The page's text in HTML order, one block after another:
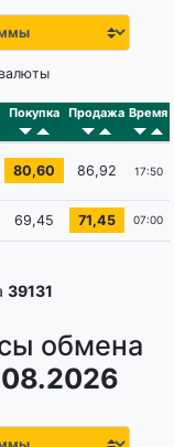
Покупка Продажа Время
80,60 86,92 17:50
69,45 71,45 07:00
39131
обмена